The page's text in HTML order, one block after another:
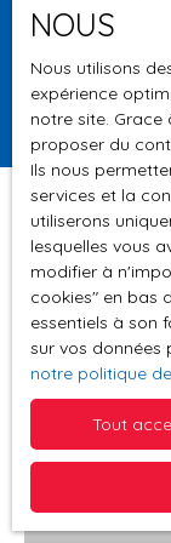
Surface min
Pertinence
Trier par
NOUS
Nous utilisons
expérience
notre site. Grace
proposer du
Ils nous
services et la
utiliserons
lesquelles vous
modifier à
cookies″ en bas
essentiels à son
sur vos données
notre politique
Tout